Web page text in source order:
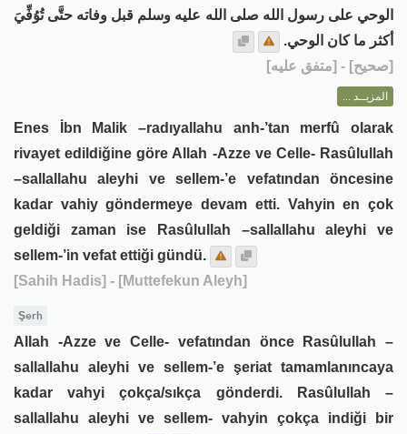
الوحي على رسول الله صلى الله عليه وسلم قبل وفاته حتَّى تُوُفِّيَ
أكثر ما كان الوحي.
[صحيح] - [متفق عليه]
المزيــد ...
Enes İbn Malik –radıyallahu anh-’tan merfû olarak
rivayet edildiğine göre Allah -Azze ve Celle- Rasûlullah
–sallallahu aleyhi ve sellem-’e vefatından öncesine
kadar vahiy göndermeye devam etti. Vahyin en çok
geldiği zaman ise Rasûlullah –sallallahu aleyhi ve
sellem-’in vefat ettiği gündü.
[Sahih Hadis] - [Muttefekun Aleyh]
Şerh
Allah -Azze ve Celle- vefatından önce Rasûlullah –
sallallahu aleyhi ve sellem-’e şeriat tamamlanıncaya
kadar vahyi çokça/sıkça gönderdi. Rasûlullah –
sallallahu aleyhi ve sellem- vahyin çokça indiği bir